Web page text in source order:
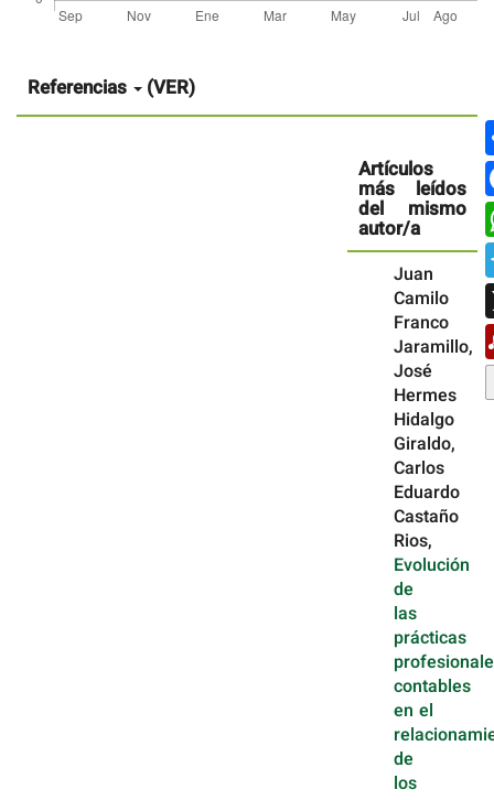
artículo
Referencias (VER)
Artículos
más leídos
del mismo
autor/a
Juan
Camilo
Franco
Jaramillo,
José
Hermes
Hidalgo
Giraldo,
Carlos
Eduardo
Castaño
Rios,
Evolución
de
las
prácticas
contables
en el
de
los